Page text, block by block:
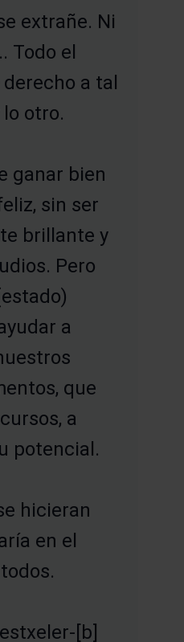
extrañe. Ni
Todo el
a tal
otro.
ganar bien
sin ser
brillante y
Pero
a
que
a
potencial.
hicieran
en el
[b]